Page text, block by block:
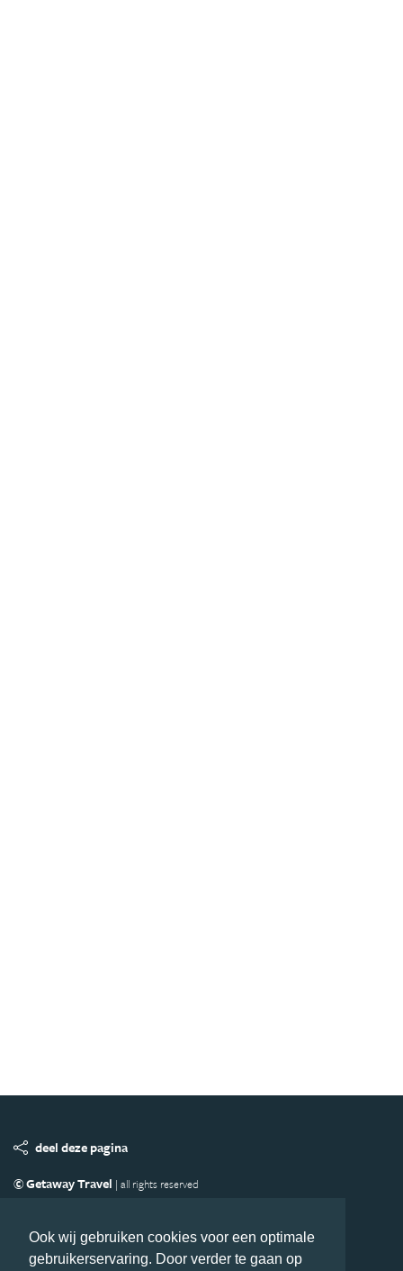
Ook wij gebruiken cookies voor een optimale
gebruikerservaring. Door verder te gaan op
deel deze pagina
© Getaway Travel | all rights reserved
Copyright
Privacy statement Disclaimer
Cookies
Volg MiddenAmerika.nl